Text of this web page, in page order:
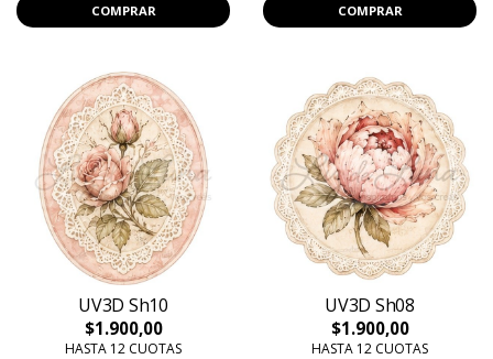
COMPRAR COMPRAR
UV3D Sh10
$1.900,00
HASTA 12 CUOTAS
UV3D Sh08
$1.900,00
HASTA 12 CUOTAS